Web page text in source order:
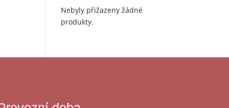
Nebyly přižazeny žádné
produkty.